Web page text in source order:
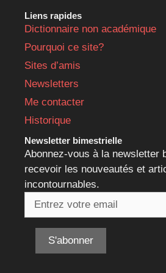
Liens rapides
Dictionnaire non académique
Pourquoi ce site?
Sites d’amis
Newsletters
Me contacter
Historique
Newsletter bimestrielle
Abonnez-vous à la newsletter
recevoir les nouveautés et
incontournables.